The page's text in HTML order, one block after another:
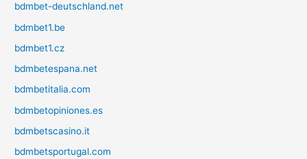
bdmbet-deutschland.net
bdmbet1.be
bdmbet1.cz
bdmbetespana.net
bdmbetitalia.com
bdmbetopiniones.es
bdmbetscasino.it
bdmbetsportugal.com